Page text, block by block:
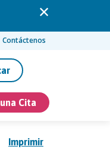
Contáctenos
Cita
Imprimir